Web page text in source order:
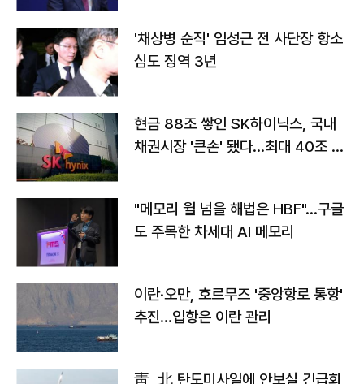
'채상병 순직' 임성근 전 사단장 항소
심도 징역 3년
현금 88조 쌓인 SK하이닉스, 국내
채권시장 '큰손' 됐다…최대 40조 투
"메모리 월 넘을 해법은 HBF"…구글
도 주목한 차세대 AI 메모리
이란·오만, 호르무즈 '중앙항로 통항'
추진…입항은 이란 관리
靑, 北 탄도미사일에 안보실 긴급회